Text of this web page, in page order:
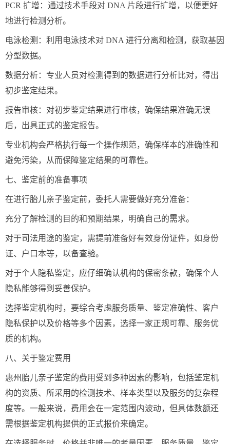
PCR 扩增：通过技术手段对 DNA 片段进行扩增，以便更好
地进行检测分析。
电泳检测：利用电泳技术对 DNA 进行分离和检测，获取基因
分型数据。
数据分析：专业人员对检测得到的数据进行分析比对，得出
初步鉴定结果。
报告审核：对初步鉴定结果进行审核，确保结果准确无误
后，出具正式的鉴定报告。
专业机构会严格执行每一个操作规范，确保样本的准确性和
避免污染，从而保障鉴定结果的可靠性。
七、鉴定前的准备事项
在进行胎儿亲子鉴定前，委托人需要做好充分准备：
充分了解检测的目的和预期结果，明确自己的需求。
对于司法用途的鉴定，需提前准备好有效身份证件，如身份
证、户口本等，以备查验。
对于个人隐私鉴定，应仔细确认机构的保密条款，确保个人
隐私能够得到妥善保护。
选择鉴定机构时，要综合考虑服务质量、鉴定准确性、客户
隐私保护以及价格等多个因素，选择一家正规可靠、服务优
质的机构。
八、关于鉴定费用
惠州胎儿亲子鉴定的费用受到多种因素的影响，包括鉴定机
构的资质、所采用的检测技术、样本类型以及服务的复杂程
度等。一般来说，费用会在一定范围内波动，但具体数额还
需根据鉴定机构提供的正式报价来确定。